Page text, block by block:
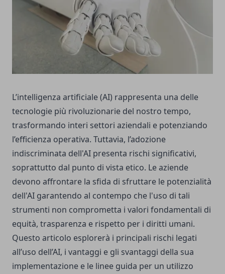
L’intelligenza artificiale (AI) rappresenta una delle
tecnologie più rivoluzionarie del nostro tempo,
trasformando interi settori aziendali e potenziando
l’efficienza operativa. Tuttavia, l’adozione
indiscriminata dell'AI presenta rischi significativi,
soprattutto dal punto di vista etico. Le aziende
devono affrontare la sfida di sfruttare le potenzialità
dell'AI garantendo al contempo che l'uso di tali
strumenti non comprometta i valori fondamentali di
equità, trasparenza e rispetto per i diritti umani.
Questo articolo esplorerà i principali rischi legati
all’uso dell’AI, i vantaggi e gli svantaggi della sua
implementazione e le linee guida per un utilizzo